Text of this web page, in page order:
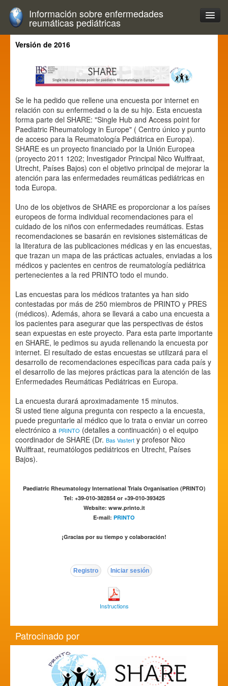
Información sobre enfermedades
reumáticas pediátricas
Versión de 2016
Se le ha pedido que rellene una encuesta por internet en
relación con su enfermedad o la de su hijo. Esta encuesta
forma parte del SHARE: "Single Hub and Access point for
Paediatric Rheumatology in Europe" ( Centro único y punto
de acceso para la Reumatología Pediátrica en Europa).
SHARE es un proyecto financiado por la Unión Europea
(proyecto 2011 1202; Investigador Principal Nico Wulffraat,
Utrecht, Países Bajos) con el objetivo principal de mejorar la
atención para las enfermedades reumáticas pediátricas en
toda Europa.
Uno de los objetivos de SHARE es proporcionar a los países
europeos de forma individual recomendaciones para el
cuidado de los niños con enfermedades reumáticas. Estas
recomendaciones se basarán en revisiones sistemáticas de
la literatura de las publicaciones médicas y en las encuestas,
que trazan un mapa de las prácticas actuales, enviadas a los
médicos y pacientes en centros de reumatología pediátrica
pertenecientes a la red PRINTO todo el mundo.
Las encuestas para los médicos tratantes ya han sido
contestadas por más de 250 miembros de PRINTO y PRES
(médicos). Además, ahora se llevará a cabo una encuesta a
los pacientes para asegurar que las perspectivas de éstos
sean expuestas en este proyecto. Para esta parte importante
en SHARE, le pedimos su ayuda rellenando la encuesta por
internet. El resultado de estas encuestas se utilizará para el
desarrollo de recomendaciones específicas para cada país y
el desarrollo de las mejores prácticas para la atención de las
Enfermedades Reumáticas Pediátricas en Europa.
La encuesta durará aproximadamente 15 minutos.
Si usted tiene alguna pregunta con respecto a la encuesta,
puede preguntarle al médico que lo trata o enviar un correo
electrónico a PRINTO (detalles a continuación) o el equipo
coordinador de SHARE (Dr. Bas Vastert y profesor Nico
Wulffraat, reumatólogos pediátricos en Utrecht, Países
Bajos).
Paediatric Rheumatology International Trials Organisation (PRINTO)
Tel: +39-010-382854 or +39-010-393425
Website: www.printo.it
E-mail: PRINTO
¡Gracias por su tiempo y colaboración!
Registro Iniciar sesión
Instructions
Patrocinado por